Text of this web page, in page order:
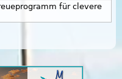
für clevere